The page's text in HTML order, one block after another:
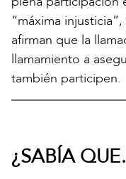
“máxima
afirman que la
llamamiento a
también participen.
¿SABÍA